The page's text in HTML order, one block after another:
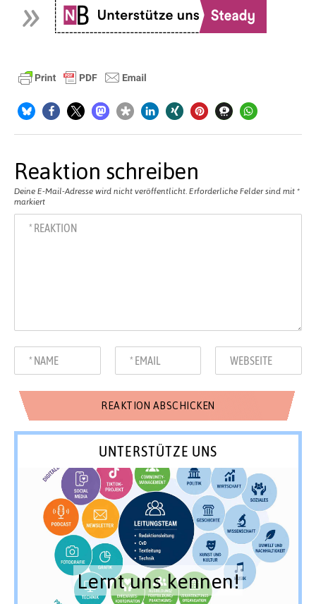
Reaktion schreiben
Deine E-Mail-Adresse wird nicht veröffentlicht. Erforderliche Felder sind mit *
markiert
UNTERSTÜTZE UNS
Lernt uns kennen!